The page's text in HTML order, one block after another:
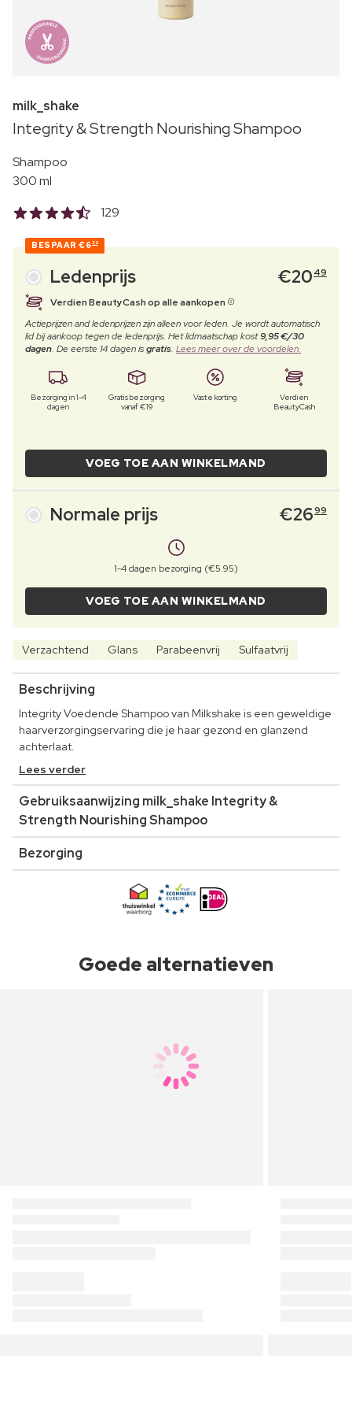
milk_shake
Integrity & Strength Nourishing Shampoo
Shampoo
300 ml
129
BESPAAR €6 50
Ledenprijs €20 49
Verdien BeautyCash op alle aankopen
Actieprijzen and ledenprijzen zijn alleen voor leden. Je wordt automatisch
lid bij aankoop tegen de ledenprijs. Het lidmaatschap kost9,95 €/30
dagen. De eerste 14 dagen isgratis. Lees meer over de voordelen.
Bezorging in 1-4
dagen
Gratis bezorging
vanaf €19
Vaste korting
Verdien
BeautyCash
VOEG TOE AAN WINKELMAND
Normale prijs €2699
1-4 dagen bezorging (€5.95)
VOEG TOE AAN WINKELMAND
Verzachtend Glans Parabeenvrij Sulfaatvrij
Beschrijving
Integrity Voedende Shampoo van Milkshake is een geweldige
haarverzorgingservaring die je haar gezond en glanzend
achterlaat.
Lees verder
Gebruiksaanwijzing milk_shake Integrity &
Strength Nourishing Shampoo
Bezorging
Goede alternatieven